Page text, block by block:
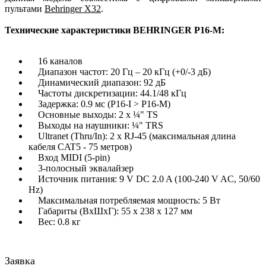
пультами Behringer X32.
Технические характеристики BEHRINGER P16-M:
16 каналов
Диапазон частот: 20 Гц – 20 кГц (+0/-3 дБ)
Динамический диапазон: 92 дБ
Частоты дискретизации: 44.1/48 кГц
Задержка: 0.9 мс (P16-I > P16-M)
Основные выходы: 2 x ¼" TS
Выходы на наушники: ¼" TRS
Ultranet (Thru/In): 2 x RJ-45 (максимальная длина
кабеля CAT5 - 75 метров)
Вход MIDI (5-pin)
3-полосный эквалайзер
Источник питания: 9 V DC 2.0 A (100-240 V AC, 50/60
Hz)
Максимальная потребляемая мощность: 5 Вт
Габариты (ВхШхГ): 55 x 238 x 127 мм
Вес: 0.8 кг
Заявка